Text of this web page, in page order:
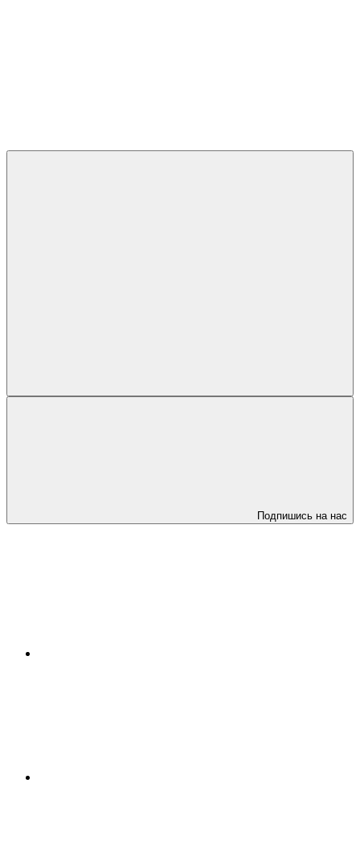
Подпишись на нас